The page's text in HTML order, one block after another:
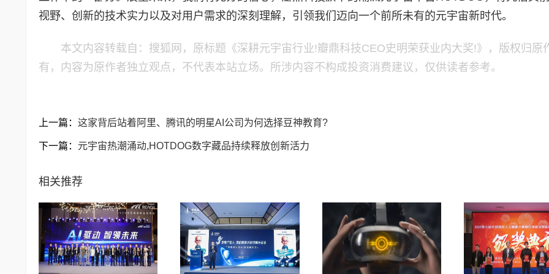
视野、创新的技术实力以及对用户需求的深刻理解，引领我们迈向一个前所未有的元宇宙新时代。
本文内容转载自：搜狐网，原标题《深耕元宇宙行业!瓣鼎科技CEO史明荣获业内大奖!》，版权归原
有，内容为原作者独立观点，不代表本站立场。所涉内容不构成投资消费建议，仅供读者参考。
上一篇： 这家背后站着阿里、腾讯的明星AI公司为何选择豆神教育?
下一篇： 元宇宙热潮涌动,HOTDOG数字藏品持续释放创新活力
相关推荐